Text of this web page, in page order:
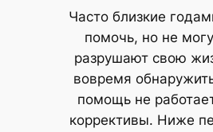
Часто близкие
помочь, но не
разрушают свою
вовремя
помощь не
коррективы. Ниже